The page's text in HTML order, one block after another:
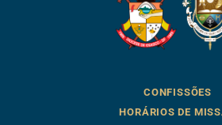
CONFISSÕES
HORÁRIOS DE